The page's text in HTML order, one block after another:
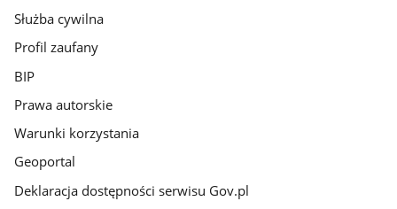
Służba cywilna
Profil zaufany
BIP
Prawa autorskie
Warunki korzystania
Geoportal
Deklaracja dostępności serwisu Gov.pl